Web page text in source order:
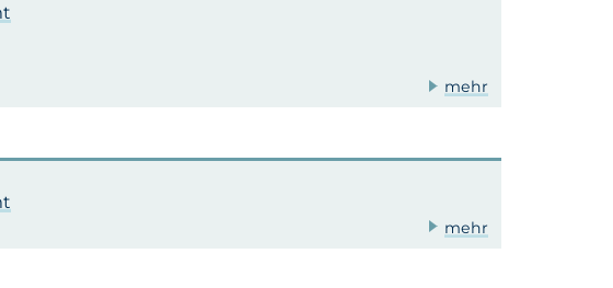
mehr
mehr